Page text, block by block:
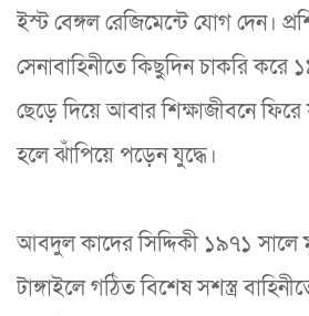
ইস্ট বেঙ্গল রেজিমেন্টে যোগ দেন।
সেনাবাহিনীতে কিছুদিন চাকরি করে
ছেড়ে দিয়ে আবার শিক্ষাজীবনে
হলে ঝাঁপিয়ে পড়েন যুদ্ধে।
আবদুল কাদের সিদ্দিকী ১৯৭১ সালে
টাঙ্গাইলে গঠিত বিশেষ সশস্ত্র